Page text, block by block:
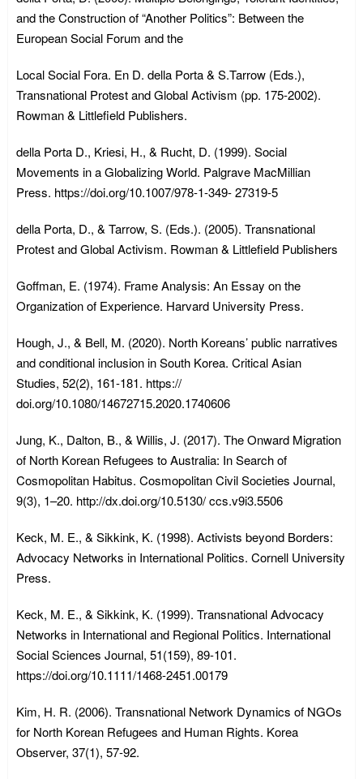
and the Construction of “Another Politics”: Between the
European Social Forum and the
Local Social Fora. En D. della Porta & S.Tarrow (Eds.),
Transnational Protest and Global Activism (pp. 175-2002).
Rowman & Littlefield Publishers.
della Porta D., Kriesi, H., & Rucht, D. (1999). Social
Movements in a Globalizing World. Palgrave MacMillian
Press. https://doi.org/10.1007/978-1-349- 27319-5
della Porta, D., & Tarrow, S. (Eds.). (2005). Transnational
Protest and Global Activism. Rowman & Littlefield Publishers
Goffman, E. (1974). Frame Analysis: An Essay on the
Organization of Experience. Harvard University Press.
Hough, J., & Bell, M. (2020). North Koreans’ public narratives
and conditional inclusion in South Korea. Critical Asian
Studies, 52(2), 161-181. https://
doi.org/10.1080/14672715.2020.1740606
Jung, K., Dalton, B., & Willis, J. (2017). The Onward Migration
of North Korean Refugees to Australia: In Search of
Cosmopolitan Habitus. Cosmopolitan Civil Societies Journal,
9(3), 1–20. http://dx.doi.org/10.5130/ ccs.v9i3.5506
Keck, M. E., & Sikkink, K. (1998). Activists beyond Borders:
Advocacy Networks in International Politics. Cornell University
Press.
Keck, M. E., & Sikkink, K. (1999). Transnational Advocacy
Networks in International and Regional Politics. International
Social Sciences Journal, 51(159), 89-101.
https://doi.org/10.1111/1468-2451.00179
Kim, H. R. (2006). Transnational Network Dynamics of NGOs
for North Korean Refugees and Human Rights. Korea
Observer, 37(1), 57-92.